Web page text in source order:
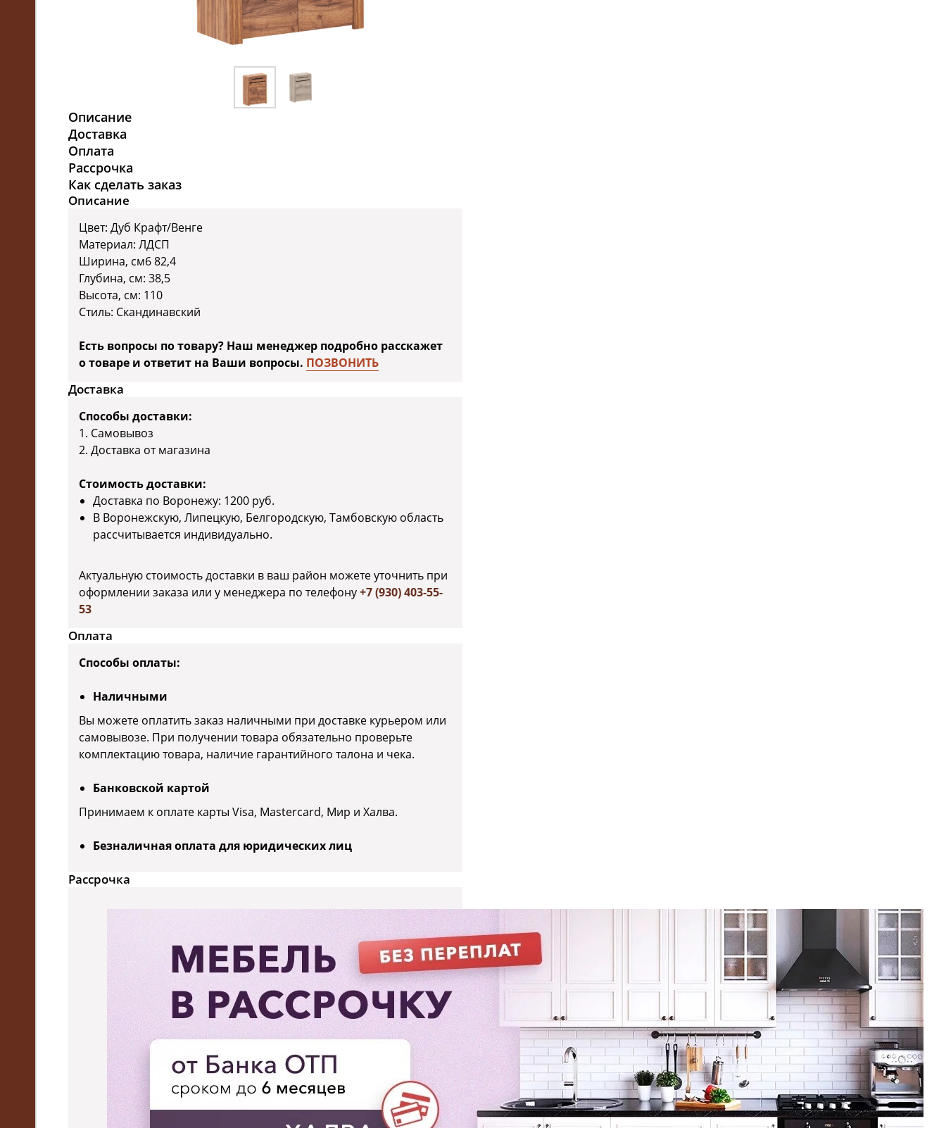
Описание
Доставка
Оплата
Рассрочка
Как сделать заказ
Описание
Цвет: Дуб Крафт/Венге
Материал: ЛДСП
Ширина, см6 82,4
Глубина, см: 38,5
Высота, см: 110
Стиль: Скандинавский
Есть вопросы по товару? Наш менеджер подробно расскажет
о товаре и ответит на Ваши вопросы. ПОЗВОНИТЬ
Доставка
Способы доставки:
1. Самовывоз
2. Доставка от магазина
Стоимость доставки:
Доставка по Воронежу: 1200 руб.
В Воронежскую, Липецкую, Белгородскую, Тамбовскую область
рассчитывается индивидуально.
Актуальную стоимость доставки в ваш район можете уточнить при
оформлении заказа или у менеджера по телефону+7 (930) 403-55-
53
Оплата
Способы оплаты:
Наличными
Вы можете оплатить заказ наличными при доставке курьером или
самовывозе. При получении товара обязательно проверьте
комплектацию товара, наличие гарантийного талона и чека.
Банковской картой
Принимаем к оплате карты Visa, Mastercard, Мир и Халва.
Безналичная оплата для юридических лиц
Рассрочка